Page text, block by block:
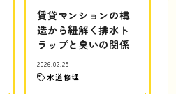
賃貸マンションの構
造から紐解く排水ト
ラップと臭いの関係
2026.02.25
水道修理